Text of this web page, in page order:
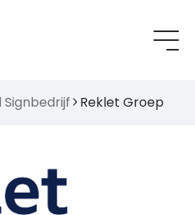
Signbedrijf Reklet Groep